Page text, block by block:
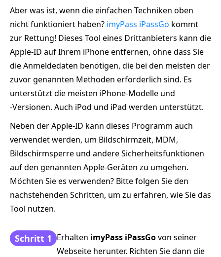
Aber was ist, wenn die einfachen Techniken oben
nicht funktioniert haben? imyPass iPassGo kommt
zur Rettung! Dieses Tool eines Drittanbieters kann die
Apple‑ID auf Ihrem iPhone entfernen, ohne dass Sie
die Anmeldedaten benötigen, die bei den meisten der
zuvor genannten Methoden erforderlich sind. Es
unterstützt die meisten iPhone‑Modelle und
‑Versionen. Auch iPod und iPad werden unterstützt.
Neben der Apple‑ID kann dieses Programm auch
verwendet werden, um Bildschirmzeit, MDM,
Bildschirmsperre und andere Sicherheitsfunktionen
auf den genannten Apple‑Geräten zu umgehen.
Möchten Sie es verwenden? Bitte folgen Sie den
nachstehenden Schritten, um zu erfahren, wie Sie das
Tool nutzen.
Schritt 1 Erhalten imyPass iPassGovon seiner
Webseite herunter. Richten Sie dann die